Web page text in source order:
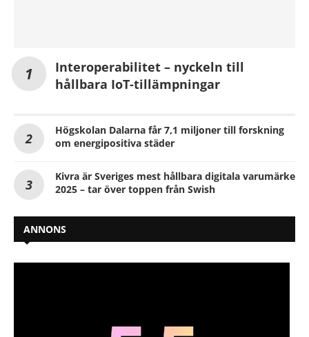
Interoperabilitet – nyckeln till
hållbara IoT-tillämpningar
Högskolan Dalarna får 7,1 miljoner till forskning
om energipositiva städer
Kivra är Sveriges mest hållbara digitala varumärke
2025 – tar över toppen från Swish
ANNONS